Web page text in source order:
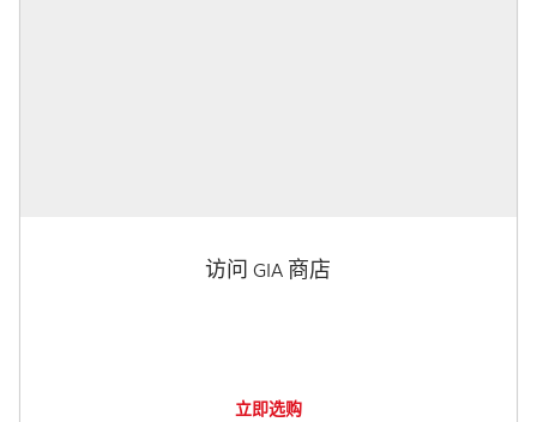
访问 GIA 商店
立即选购